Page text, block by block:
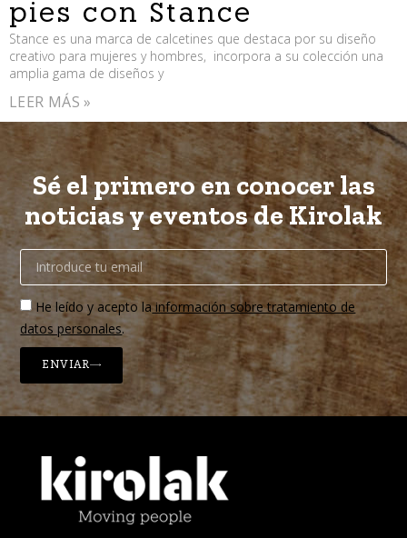
pies con Stance
Stance es una marca de calcetines que destaca por su diseño
creativo para mujeres y hombres, incorpora a su colección una
amplia gama de diseños y
LEER MÁS »
Sé el primero en conocer las
noticias y eventos de Kirolak
He leído y acepto lainformación sobre tratamiento de
datos personales.
ENVIAR